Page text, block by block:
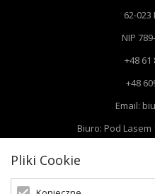
62-
NIP
+48 61
+48
Email:
Biuro: Pod Lasem
Pliki Cookie